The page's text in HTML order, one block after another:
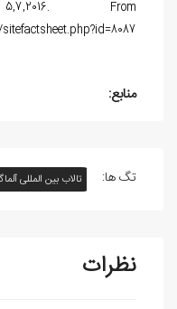
From
منابع:
تگ ها: تالاب بین المللی
نظرات